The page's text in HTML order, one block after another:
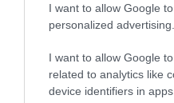
I want to allow Google
personalized advertising.
I want to allow Google
related to analytics like
device identifiers in apps.